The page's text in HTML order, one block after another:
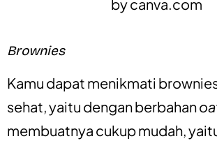
bycanva.com
Brownies
Kamu dapat menikmati
sehat, yaitu dengan berbahan
membuatnya cukup mudah,